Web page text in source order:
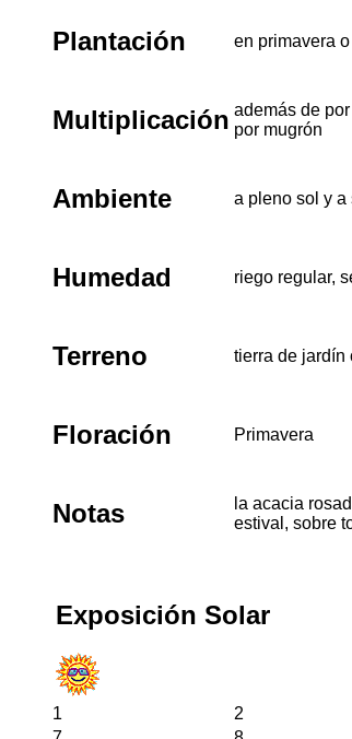
Plantación en primavera
Multiplicación además de
por mugrón
Ambiente a pleno sol y a
Humedad riego regular,
Terreno tierra de jardín
Floración Primavera
Notas
la acacia
estival, sobre
Exposición Solar
1 2